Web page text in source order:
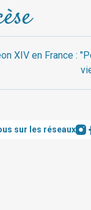
XIV en France :
sur les réseaux